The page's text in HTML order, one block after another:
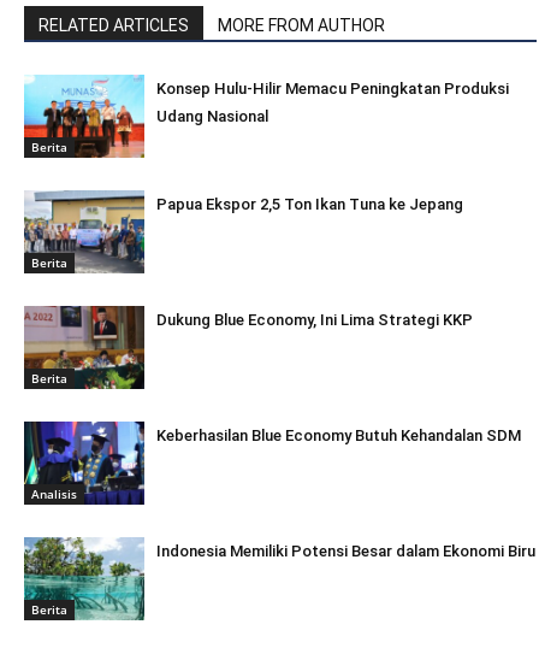
RELATED ARTICLES MORE FROM AUTHOR
Berita
Konsep Hulu-Hilir Memacu Peningkatan Produksi
Udang Nasional
Berita
Papua Ekspor 2,5 Ton Ikan Tuna ke Jepang
Berita
Dukung Blue Economy, Ini Lima Strategi KKP
Analisis
Keberhasilan Blue Economy Butuh Kehandalan SDM
Berita
Indonesia Memiliki Potensi Besar dalam Ekonomi Biru